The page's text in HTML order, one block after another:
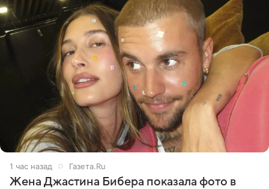
1 час назад Газета.Ru
Жена Джастина Бибера показала фото в